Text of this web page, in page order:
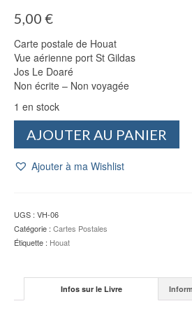
5,00 €
Carte postale de Houat
Vue aérienne port St Gildas
Jos Le Doaré
Non écrite – Non voyagée
1 en stock
Houat
aérienne
port
St
Jos
AJOUTER AU PANIER
Ajouter à ma Wishlist
UGS : VH-06
Catégorie : Cartes Postales
Étiquette : Houat
Infos sur le Livre